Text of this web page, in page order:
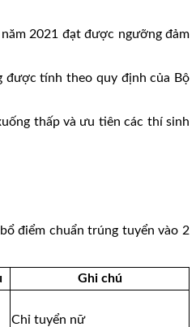
2021 đạt được ngưỡng đảm
được tính theo quy định của Bộ
thấp và ưu tiên các thí sinh
điểm chuẩn trúng tuyển vào 2
Ghi chú
Chỉ tuyển nữ